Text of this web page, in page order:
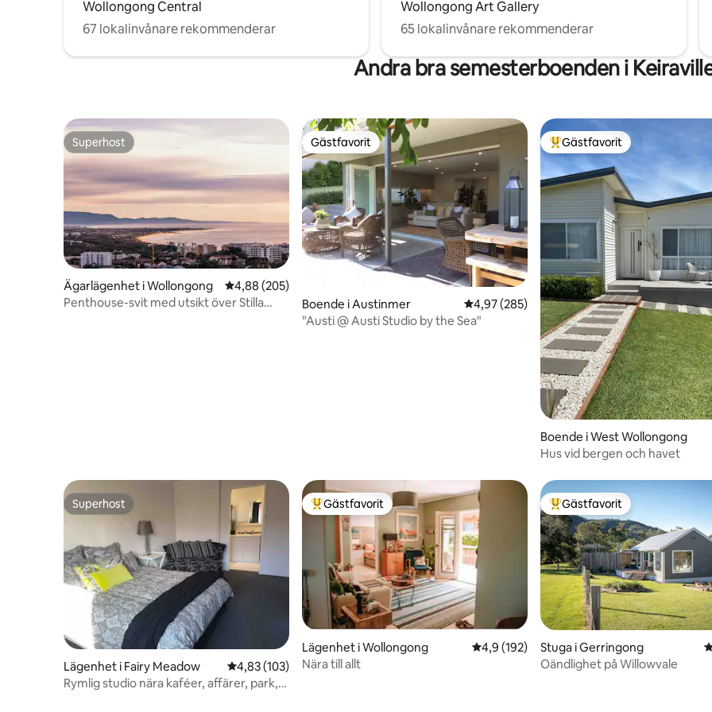
Wollongong Central
67 lokalinvånare rekommenderar
Wollongong Art Gallery
65 lokalinvånare rekommenderar
Andra bra semesterboenden i
Superhost
Superhost
Ägarlägenhet i Wollongong 4,88 av 5 i genomsnittligt betyg, 205 omdömen
4,88 (205)
Penthouse-svit med utsikt över Stilla
Gästfavorit
Gästfavorit
Boende i Austinmer 4,97 av 5 i genomsnittligt betyg, 285
4,97 (285)
"Austi @ Austi Studio by the Sea"
Populär gästfavorit
Gästfavorit
Boende i West Wollongong
Hus vid bergen och havet
Superhost
Superhost
Lägenhet i Fairy Meadow 4,83 av 5 i genomsnittligt betyg, 103 omdömen
4,83 (103)
Rymlig studio nära kaféer, affärer, park,
Populär gästfavorit
Gästfavorit
Lägenhet i Wollongong 4,9 av 5 i genomsnittligt betyg, 192
4,9 (192)
Nära till allt
Populär gästfavorit
Gästfavorit
Stuga i Gerringong
Oändlighet på Willowvale